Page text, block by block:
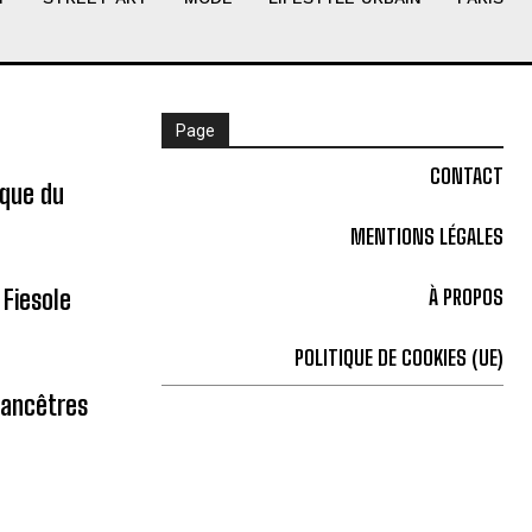
du
Page
CONTACT
MENTIONS LÉGALES
À PROPOS
POLITIQUE DE COOKIES (UE)